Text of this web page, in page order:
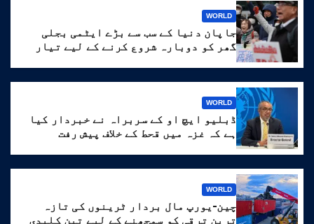
WORLD
جاپان دنیا کے سب سے بڑے ایٹمی بجلی
گھر کو دوبارہ شروع کرنے کے لیے تیار
WORLD
ڈبلیو ایچ او کے سربراہ نے خبردار کیا
ہے کہ غزہ میں قحط کے خلاف پیش رفت
WORLD
چین-یورپ مال بردار ٹرینوں کی تازہ
ترین ترقی کو سمجھنے کے لیے تین کلیدی